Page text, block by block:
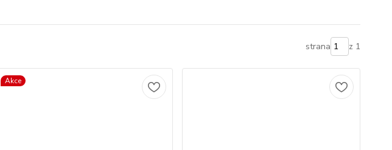
strana z 1
Akce